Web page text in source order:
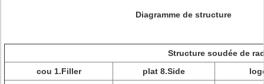
Diagramme de structure
Structure soudée de
cou 1.Filler
plat 8.Side